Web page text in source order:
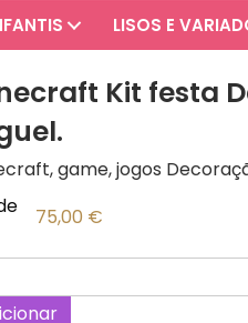
LISOS E
Kit festa
game, jogos
75,00 €